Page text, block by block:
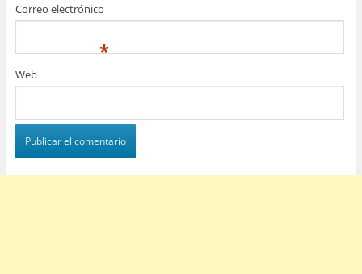
Correo electrónico
*
Web